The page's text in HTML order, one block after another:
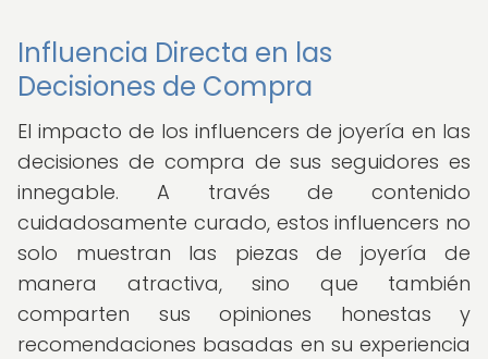
Influencia Directa en las
Decisiones de Compra
El impacto de los influencers de joyería en las
decisiones de compra de sus seguidores es
innegable. A través de contenido
cuidadosamente curado, estos influencers no
solo muestran las piezas de joyería de
manera atractiva, sino que también
comparten sus opiniones honestas y
recomendaciones basadas en su experiencia